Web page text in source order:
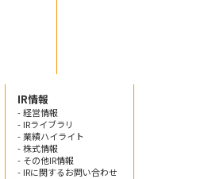
IR情報
- 経営情報
- IRライブラリ
- 業績ハイライト
- 株式情報
- その他IR情報
- IRに関するお問い合わせ